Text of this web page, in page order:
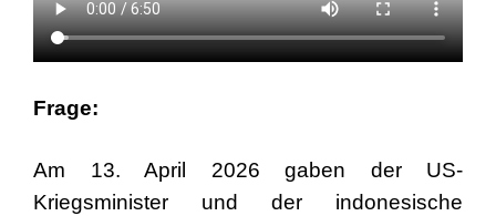
Frage:
Am 13. April 2026 gaben der US-
Kriegsminister und der indonesische